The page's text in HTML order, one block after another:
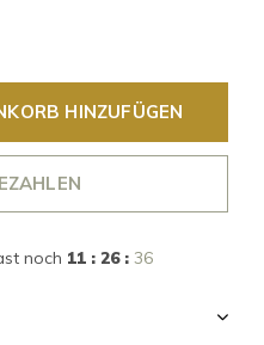
HINZUFÜGEN
noch 11 : 26 : 36